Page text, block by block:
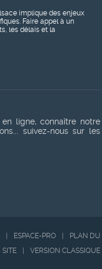
implique des enjeux
Faire appel à un
les délais et la
ligne, connaître notre
suivez-nous sur les
ESPACE-PRO
PLAN DU
SITE
VERSION CLASSIQUE